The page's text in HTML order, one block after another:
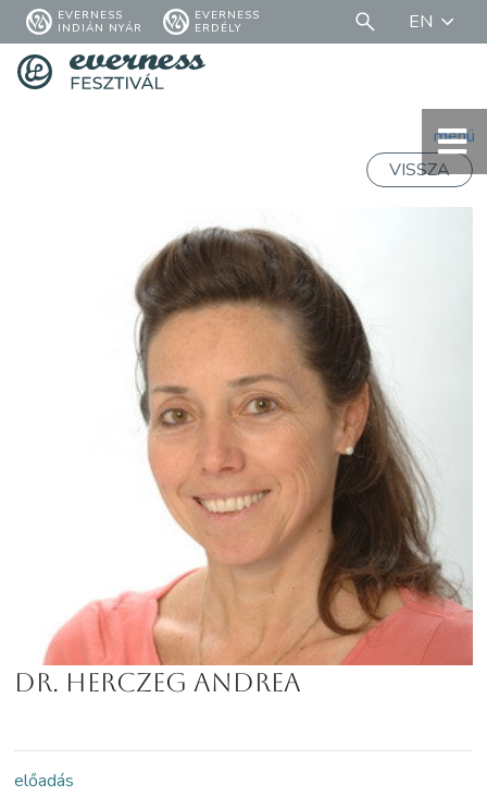
EVERNESS
INDIÁN NYÁR
EVERNESS
ERDÉLY
EN
menü
VISSZA
Dr. Herczeg Andrea
előadás